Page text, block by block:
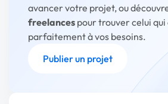
avancer votre projet, ou
freelances pour trouver celui
parfaitement à vos besoins.
Publier un projet